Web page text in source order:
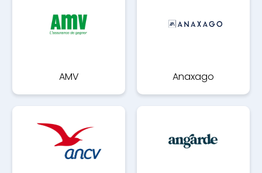
AMV Anaxago